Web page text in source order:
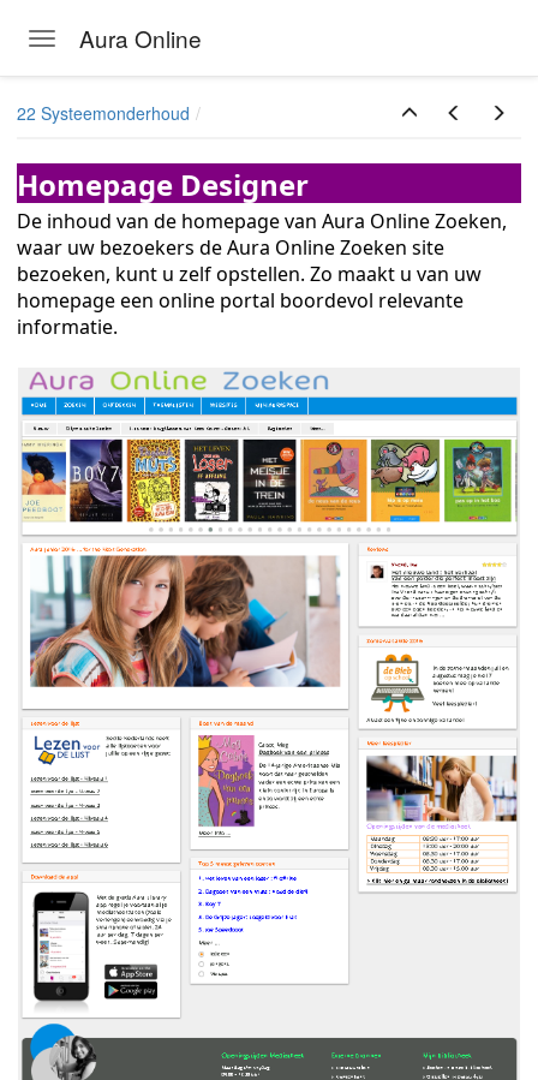
Toggle navigation
Aura Online
22 Systeemonderhoud
Homepage Designer
De inhoud van de homepage van Aura Online Zoeken,
waar uw bezoekers de Aura Online Zoeken site
bezoeken, kunt u zelf opstellen. Zo maakt u van uw
homepage een online portal boordevol relevante
informatie.